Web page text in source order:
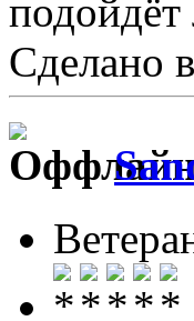
подойдёт
Сделано